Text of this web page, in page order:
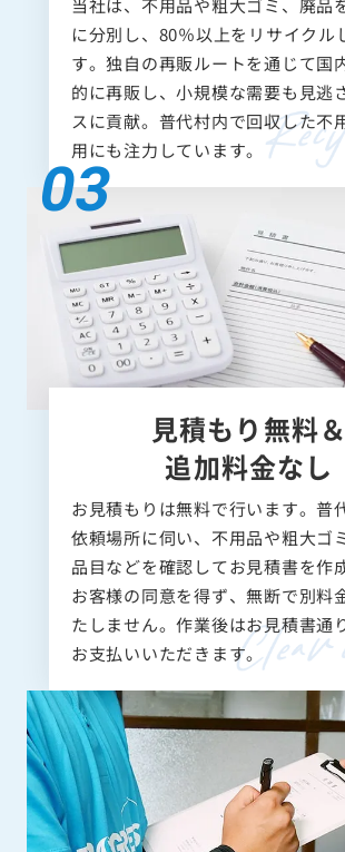
に分別し、80％以上をリサイクル
す。独自の再販ルートを通じて国
的に再販し、小規模な需要も見逃
スに貢献。普代村内で回収した不
用にも注力しています。
見積もり無料＆
追加料金なし
お見積もりは無料で行います。普
依頼場所に伺い、不用品や粗大ゴ
品目などを確認してお見積書を作
お客様の同意を得ず、無断で別料
たしません。作業後はお見積書通
お支払いいただきます。